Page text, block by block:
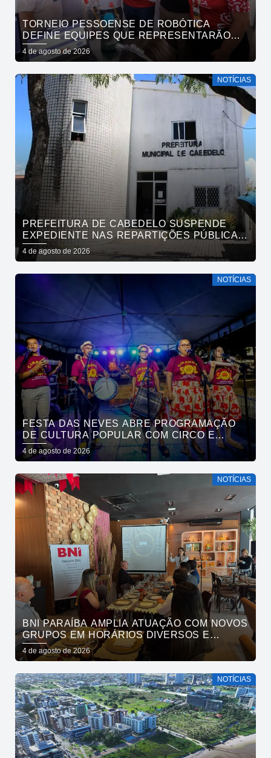
TORNEIO PESSOENSE DE ROBÓTICA
DEFINE EQUIPES QUE REPRESENTARÃO
JOÃO PESSOA EM COMPETIÇÕES NACIONAL
E REGIONAL
4 de agosto de 2026
NOTÍCIAS
PREFEITURA DE CABEDELO SUSPENDE
EXPEDIENTE NAS REPARTIÇÕES PÚBLICAS
MUNICIPAIS NESTA QUARTA-FEIRA (5)
4 de agosto de 2026
NOTÍCIAS
FESTA DAS NEVES ABRE PROGRAMAÇÃO
DE CULTURA POPULAR COM CIRCO E
CIRANDA NO PARQUE SOLON DE LUCENA
4 de agosto de 2026
NOTÍCIAS
BNI PARAÍBA AMPLIA ATUAÇÃO COM NOVOS
GRUPOS EM HORÁRIOS DIVERSOS E
FORTALECE O ACESSO AO NETWORKING
4 de agosto de 2026
NOTÍCIAS